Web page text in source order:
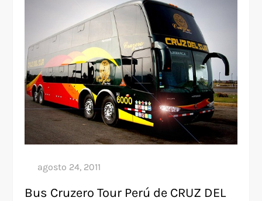
Bus Cruzero Tour Perú de CRUZ DEL